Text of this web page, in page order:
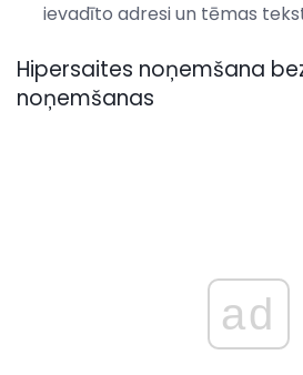
ievadīto adresi un tēmas
Hipersaites noņemšana
noņemšanas
ad